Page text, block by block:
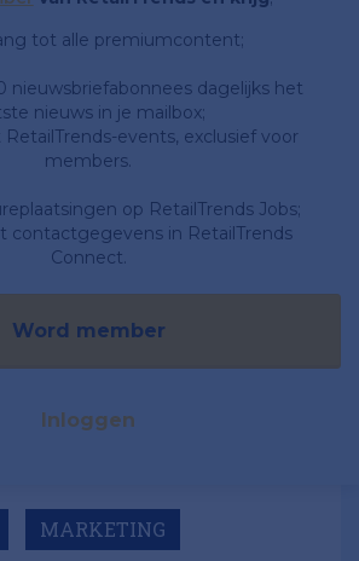
tot alle premiumcontent;
nieuwsbriefabonnees dagelijks het
nieuws in je mailbox;
RetailTrends-events, exclusief voor
members.
op RetailTrends Jobs;
contactgegevens in RetailTrends
Connect.
Word member
Inloggen
MARKETING